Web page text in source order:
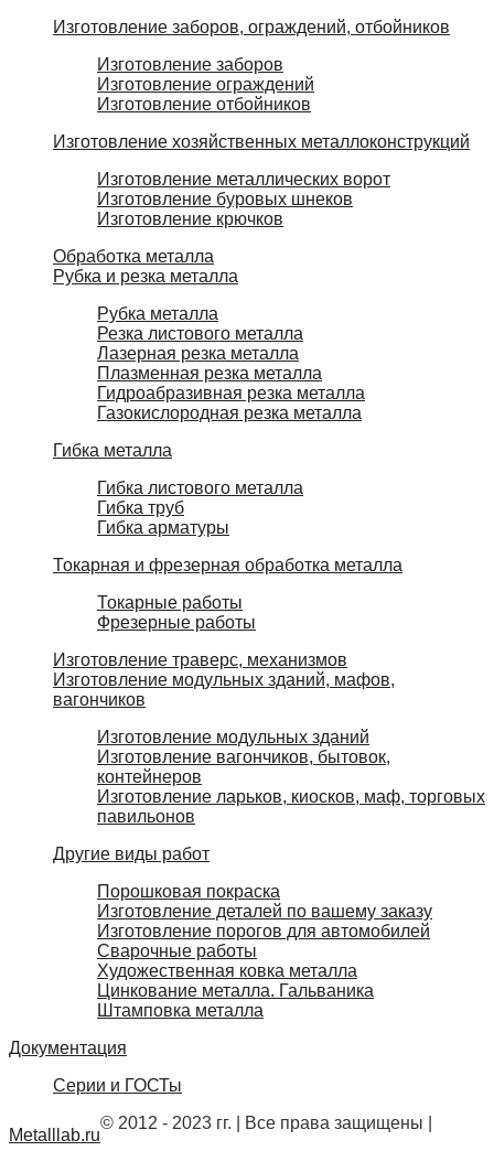
Изготовление заборов, ограждений, отбойников
Изготовление заборов
Изготовление ограждений
Изготовление отбойников
Изготовление хозяйственных металлоконструкций
Изготовление металлических ворот
Изготовление буровых шнеков
Изготовление крючков
Обработка металла
Рубка и резка металла
Рубка металла
Резка листового металла
Лазерная резка металла
Плазменная резка металла
Гидроабразивная резка металла
Газокислородная резка металла
Гибка металла
Гибка листового металла
Гибка труб
Гибка арматуры
Токарная и фрезерная обработка металла
Токарные работы
Фрезерные работы
Изготовление траверс, механизмов
Изготовление модульных зданий, мафов,
вагончиков
Изготовление модульных зданий
Изготовление вагончиков, бытовок,
контейнеров
Изготовление ларьков, киосков, маф, торговых
павильонов
Другие виды работ
Порошковая покраска
Изготовление деталей по вашему заказу
Изготовление порогов для автомобилей
Сварочные работы
Художественная ковка металла
Цинкование металла. Гальваника
Штамповка металла
Документация
Серии и ГОСТы
Metalllab.ru
© 2012 - 2023 гг. | Все права защищены